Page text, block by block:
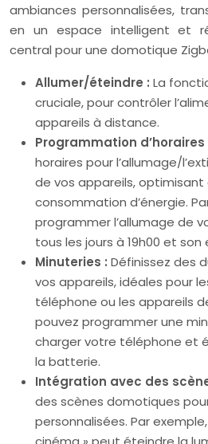
ambiances personnalisées,
en un espace intelligent et
central pour une domotique
Allumer/éteindre : La
cruciale, pour contrôler
appareils à distance.
Programmation d’horaires
horaires pour l’allumage/
de vos appareils, optimisant
consommation d’énergie.
programmer l’allumage de
tous les jours à 19h00 et son
Minuteries : Définissez des
vos appareils, idéales pour
téléphone ou les appareils
pouvez programmer une
charger votre téléphone et
la batterie.
Intégration avec des
des scènes domotiques
personnalisées. Par